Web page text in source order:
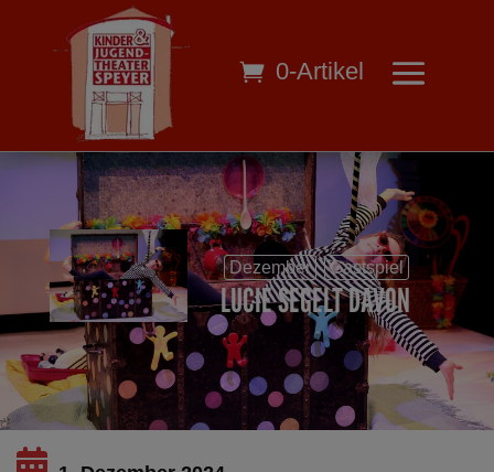
0-Artikel
Dezember Gastspiel
LUCIE SEGELT DAVON